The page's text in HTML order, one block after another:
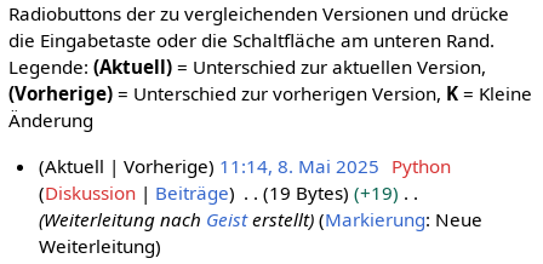
Radiobuttons der zu vergleichenden Versionen und drücke
die Eingabetaste oder die Schaltfläche am unteren Rand.
Legende: (Aktuell)= Unterschied zur aktuellen Version,
(Vorherige)= Unterschied zur vorherigen Version, K= Kleine
Änderung
Aktuell Vorherige 11:14, 8. Mai 2025 Python
Diskussion
Beiträge 19 Bytes
+19
Weiterleitung nach Geisterstellt Markierung: Neue
Weiterleitung